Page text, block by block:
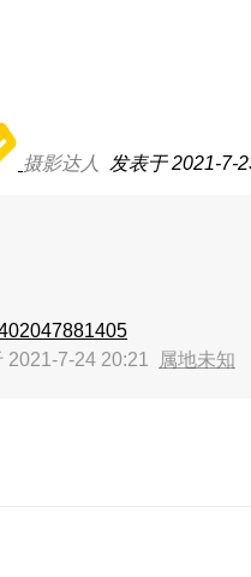
摄影达人 发表于 2021-7-
2021-7-24 20:21 属地未知